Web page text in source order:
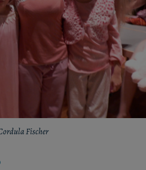
Fischer